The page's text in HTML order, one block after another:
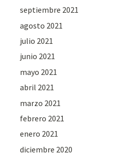
septiembre 2021
agosto 2021
julio 2021
junio 2021
mayo 2021
abril 2021
marzo 2021
febrero 2021
enero 2021
diciembre 2020